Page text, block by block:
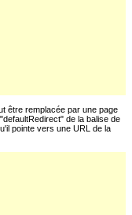
être remplacée par une page
de la balise de
pointe vers une URL de la